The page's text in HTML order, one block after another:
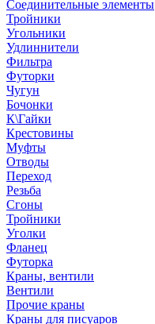
Соединительные элементы
Тройники
Угольники
Удлиннители
Фильтра
Футорки
Чугун
Бочонки
К\Гайки
Крестовины
Муфты
Отводы
Переход
Резьба
Сгоны
Тройники
Уголки
Фланец
Футорка
Краны, вентили
Вентили
Прочие краны
Краны для писуаров